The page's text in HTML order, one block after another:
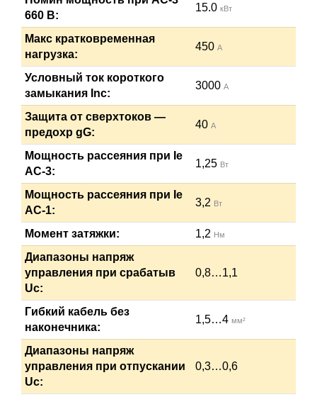
660 В:
15.0 кВт
Макс кратковременная
нагрузка:
450 А
Условный ток короткого
замыкания Inc:
3000 А
Защита от сверхтоков —
предохр gG:
40 А
Мощность рассеяния при Ie
АС-3:
1,25 Вт
Мощность рассеяния при Ie
АС-1:
3,2 Вт
Момент затяжки: 1,2 Нм
Диапазоны напряж
управления при срабатыв
Uc:
0,8…1,1
Гибкий кабель без
наконечника:
1,5…4 мм²
Диапазоны напряж
управления при отпускании
Uc:
0,3…0,6